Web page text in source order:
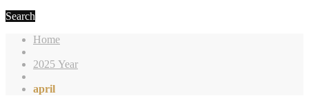
Search
Home
2025 Year
april